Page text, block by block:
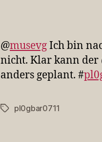
@musevgIch bin
nicht. Klar kann der
anders geplant. #
Schlagwörter
pl0gbar0711